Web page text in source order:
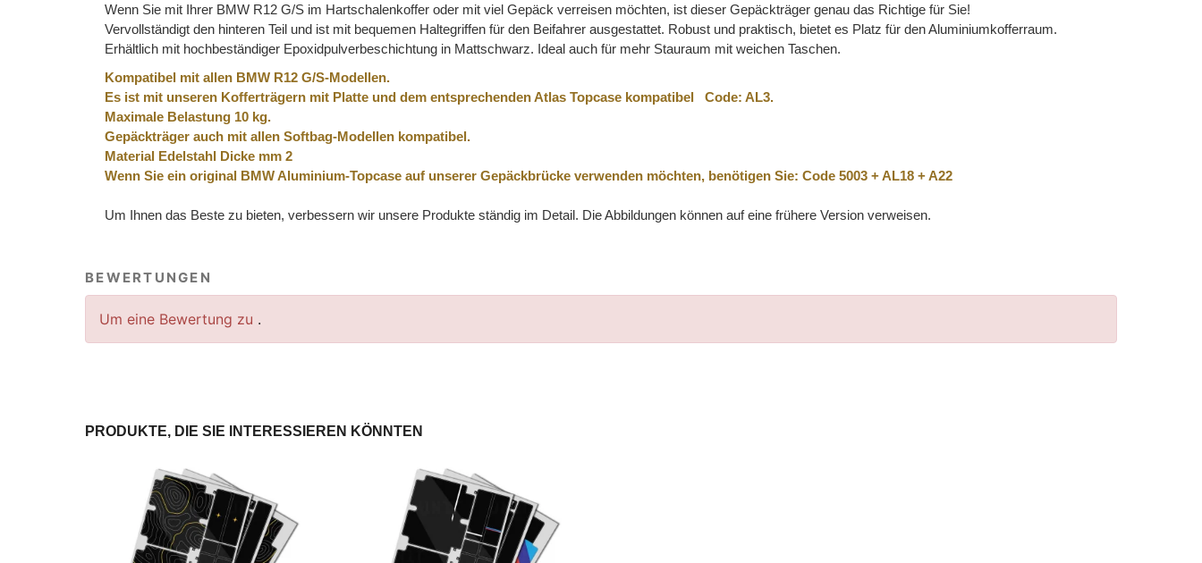
Wenn Sie mit Ihrer BMW R12 G/S im Hartschalenkoffer oder mit viel Gepäck verreisen möchten, ist dieser Gepäckträger genau das Richtige für Sie!
Vervollständigt den hinteren Teil und ist mit bequemen Haltegriffen für den Beifahrer ausgestattet. Robust und praktisch, bietet es Platz für den Aluminiumkofferraum.
Erhältlich mit hochbeständiger Epoxidpulverbeschichtung in Mattschwarz. Ideal auch für mehr Stauraum mit weichen Taschen.
Kompatibel mit allen BMW R12 G/S-Modellen.
Es ist mit unseren Kofferträgern mit Platte und dem entsprechenden Atlas Topcase kompatibel
Code: AL3.
Maximale Belastung 10 kg.
Gepäckträger auch mit allen Softbag-Modellen kompatibel.
Material Edelstahl Dicke mm 2
Wenn Sie ein original BMW Aluminium-Topcase auf unserer Gepäckbrücke verwenden möchten, benötigen Sie: Code 5003 + AL18 + A22
Um Ihnen das Beste zu bieten, verbessern wir unsere Produkte ständig im Detail. Die Abbildungen können auf eine frühere Version verweisen.
BEWERTUNGEN
Um eine Bewertung zu .
PRODUKTE, DIE SIE INTERESSIEREN KÖNNTEN